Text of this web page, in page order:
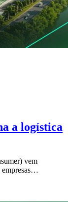
a logística
vem
empresas…